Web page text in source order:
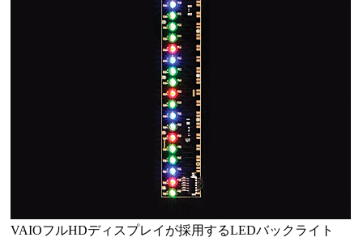
VAIOフルHDディスプレイが採用するLEDバックライト